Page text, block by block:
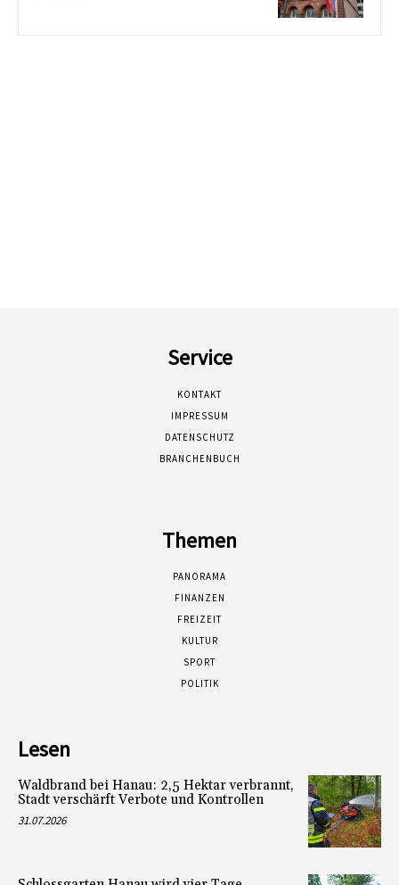
Service
KONTAKT
IMPRESSUM
DATENSCHUTZ
BRANCHENBUCH
Themen
PANORAMA
FINANZEN
FREIZEIT
KULTUR
SPORT
POLITIK
Lesen
Waldbrand bei Hanau: 2,5 Hektar verbrannt,
Stadt verschärft Verbote und Kontrollen
31.07.2026